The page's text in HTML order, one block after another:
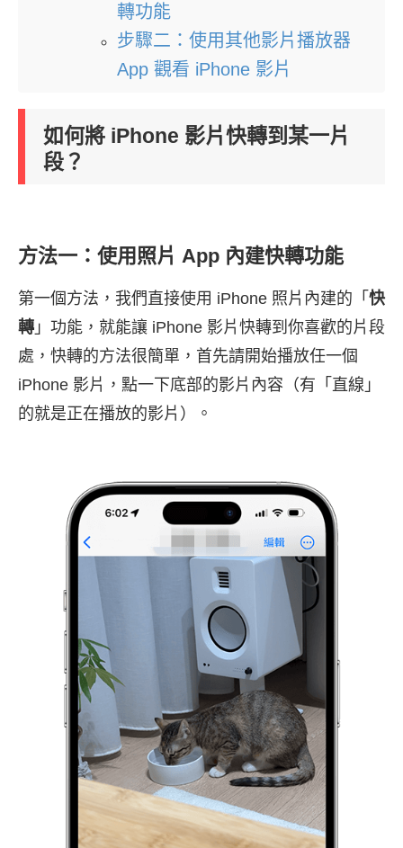
轉功能
步驟二：使用其他影片播放器
App 觀看 iPhone 影片
如何將 iPhone 影片快轉到某一片
段？
方法一：使用照片 App 內建快轉功能
第一個方法，我們直接使用 iPhone 照片內建的「 快
轉 」功能，就能讓 iPhone 影片快轉到你喜歡的片段
處，快轉的方法很簡單，首先請開始播放任一個
iPhone 影片，點一下底部的影片內容（有「直線」
的就是正在播放的影片）。